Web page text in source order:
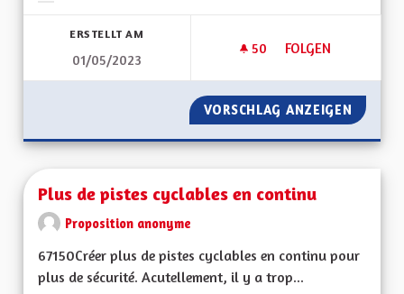
ERSTELLT AM
01/05/2023
50 50 FOLLOWER
FOLGEN
INTÉGRATION À LA
VORSCHLAG ANZEIGEN
Plus de pistes cyclables en continu
Proposition anonyme
67150Créer plus de pistes cyclables en continu pour
plus de sécurité. Acutellement, il y a trop...